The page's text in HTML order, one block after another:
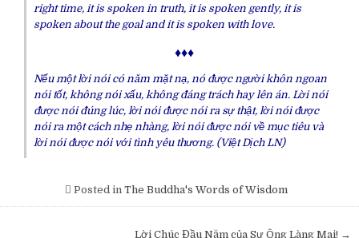
right time, it is spoken in truth, it is spoken gently, it is
spoken about the goal and it is spoken with love.
♦♦♦
Nếu một lời nói có năm mặt nạ, nó được người khôn ngoan
nói tốt, không nói xấu, không đáng trách hay lên án. Lời nói
được nói đúng lúc, lời nói được nói ra sự thật, lời nói được
nói ra một cách nhẹ nhàng, lời nói được nói về mục tiêu và
lời nói được nói với tình yêu thương. (Việt Dịch LN)
Posted in The Buddha's Words of Wisdom
Lời Chúc Đầu Năm của Sư Ông Làng Mai! →